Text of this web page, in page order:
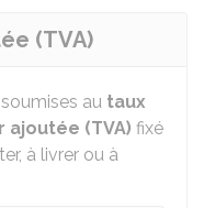
(TVA)
au taux
ajoutée (TVA) fixé
à livrer ou à